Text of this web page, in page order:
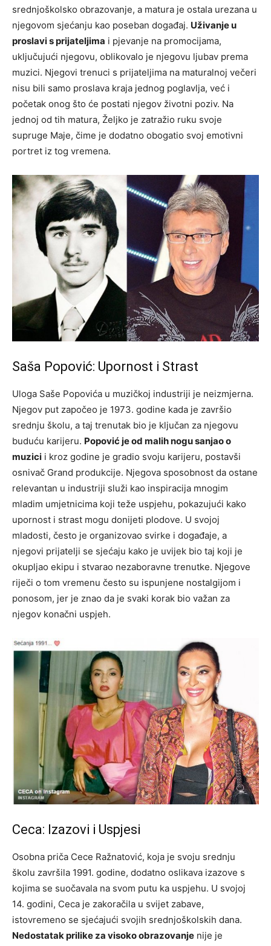
srednjoškolsko obrazovanje, a matura je ostala urezana u
njegovom sjećanju kao poseban događaj. Uživanje u
proslavi s prijateljima i pjevanje na promocijama,
uključujući njegovu, oblikovalo je njegovu ljubav prema
muzici. Njegovi trenuci s prijateljima na maturalnoj večeri
nisu bili samo proslava kraja jednog poglavlja, već i
početak onog što će postati njegov životni poziv. Na
jednoj od tih matura, Željko je zatražio ruku svoje
supruge Maje, čime je dodatno obogatio svoj emotivni
portret iz tog vremena.
Saša Popović: Upornost i Strast
Uloga Saše Popovića u muzičkoj industriji je neizmjerna.
Njegov put započeo je 1973. godine kada je završio
srednju školu, a taj trenutak bio je ključan za njegovu
buduću karijeru. Popović je od malih nogu sanjao o
muzici i kroz godine je gradio svoju karijeru, postavši
osnivač Grand produkcije. Njegova sposobnost da ostane
relevantan u industriji služi kao inspiracija mnogim
mladim umjetnicima koji teže uspjehu, pokazujući kako
upornost i strast mogu donijeti plodove. U svojoj
mladosti, često je organizovao svirke i događaje, a
njegovi prijatelji se sjećaju kako je uvijek bio taj koji je
okupljao ekipu i stvarao nezaboravne trenutke. Njegove
riječi o tom vremenu često su ispunjene nostalgijom i
ponosom, jer je znao da je svaki korak bio važan za
njegov konačni uspjeh.
Ceca: Izazovi i Uspjesi
Osobna priča Cece Ražnatović, koja je svoju srednju
školu završila 1991. godine, dodatno oslikava izazove s
kojima se suočavala na svom putu ka uspjehu. U svojoj
14. godini, Ceca je zakoračila u svijet zabave,
istovremeno se sjećajući svojih srednjoškolskih dana.
Nedostatak prilike za visoko obrazovanje nije je